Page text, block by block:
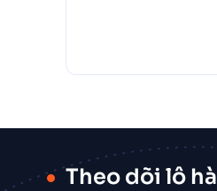
Theo dõi lô